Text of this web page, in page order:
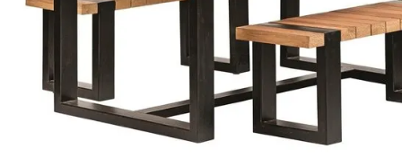
los muebles
ofrecen un
excepcional
aire libre con
6. Posibilidad
Personalización
Los muebles